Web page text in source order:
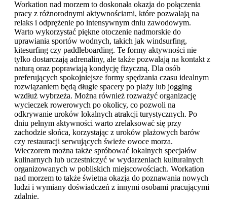
Workation nad morzem to doskonała okazja do połączenia
pracy z różnorodnymi aktywnościami, które pozwalają na
relaks i odprężenie po intensywnym dniu zawodowym.
Warto wykorzystać piękne otoczenie nadmorskie do
uprawiania sportów wodnych, takich jak windsurfing,
kitesurfing czy paddleboarding. Te formy aktywności nie
tylko dostarczają adrenaliny, ale także pozwalają na kontakt z
naturą oraz poprawiają kondycję fizyczną. Dla osób
preferujących spokojniejsze formy spędzania czasu idealnym
rozwiązaniem będą długie spacery po plaży lub jogging
wzdłuż wybrzeża. Można również rozważyć organizację
wycieczek rowerowych po okolicy, co pozwoli na
odkrywanie uroków lokalnych atrakcji turystycznych. Po
dniu pełnym aktywności warto zrelaksować się przy
zachodzie słońca, korzystając z uroków plażowych barów
czy restauracji serwujących świeże owoce morza.
Wieczorem można także spróbować lokalnych specjałów
kulinarnych lub uczestniczyć w wydarzeniach kulturalnych
organizowanych w pobliskich miejscowościach. Workation
nad morzem to także świetna okazja do poznawania nowych
ludzi i wymiany doświadczeń z innymi osobami pracującymi
zdalnie.